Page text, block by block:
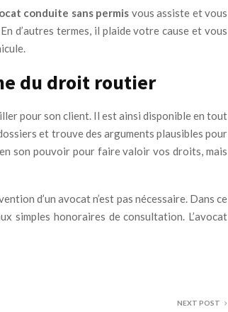
conduite sans permis vous assiste et vous
d’autres termes, il plaide votre cause et vous
du droit routier
pour son client. Il est ainsi disponible en tout
et trouve des arguments plausibles pour
son pouvoir pour faire valoir vos droits, mais
d’un avocat n’est pas nécessaire. Dans ce
simples honoraires de consultation. L’avocat
NEXT POST